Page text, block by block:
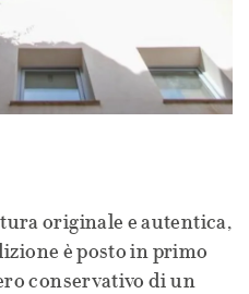
originale e autentica,
è posto in primo
conservativo di un